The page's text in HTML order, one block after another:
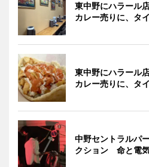
東中野にハラール
カレー売りに、タ
東中野にハラール
カレー売りに、タ
中野セントラルパ
クション 命と電